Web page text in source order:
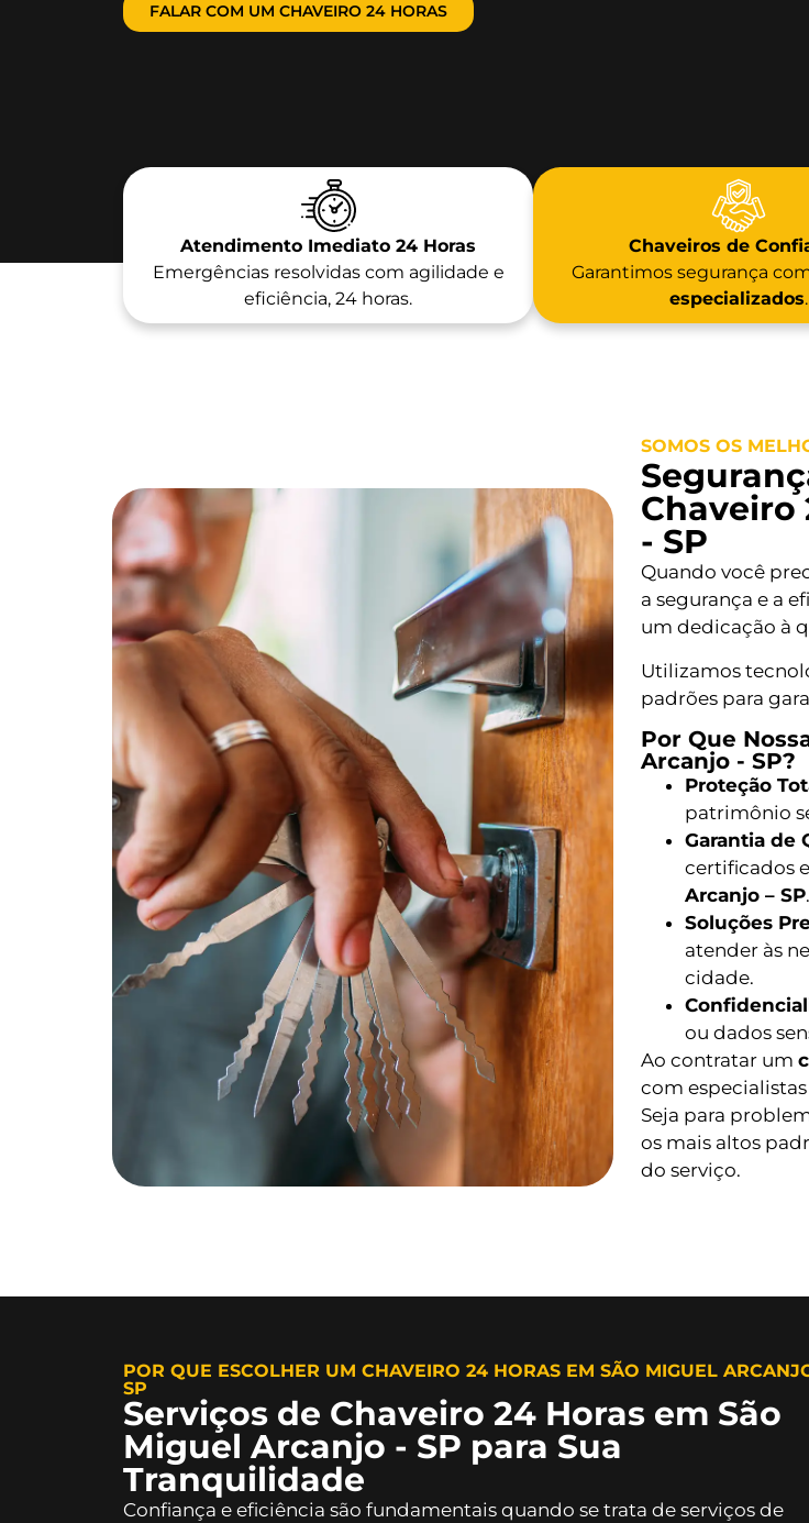
FALAR COM UM CHAVEIRO 24 HORAS
Atendimento Imediato 24 Horas
Emergências resolvidas com agilidade e
eficiência, 24 horas.
Chaveiros de
Garantimos segurança
especializados.
SOMOS OS
Chaveiro
- SP
Quando você
a segurança e a
um dedicação à
Utilizamos
padrões para
Por Que
Arcanjo - SP?
Proteção
patrimônio
Garantia de
certificados
Arcanjo – SP.
Soluções
atender às
cidade.
ou dados
Ao contratar um
com
Seja para
os mais altos
do serviço.
POR QUE ESCOLHER UM CHAVEIRO 24 HORAS EM SÃO MIGUEL
SP
Serviços de Chaveiro 24 Horas em São
Miguel Arcanjo - SP para Sua
Tranquilidade
Confiança e eficiência são fundamentais quando se trata de serviços de